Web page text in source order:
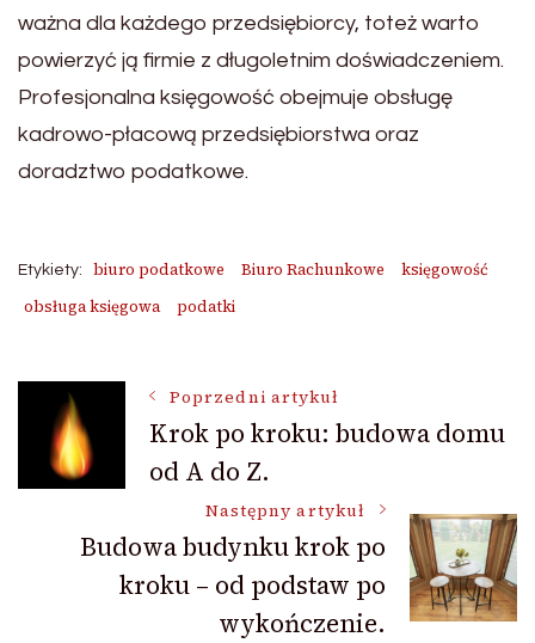
ważna dla każdego przedsiębiorcy, toteż warto
powierzyć ją firmie z długoletnim doświadczeniem.
Profesjonalna księgowość obejmuje obsługę
kadrowo-płacową przedsiębiorstwa oraz
doradztwo podatkowe.
Etykiety: biuro podatkowe Biuro Rachunkowe
księgowość
obsługa księgowa
podatki
Nawigacja
wpisu
Poprzedni artykuł
Krok po kroku: budowa domu
od A do Z.
Następny artykuł
Budowa budynku krok po
kroku – od podstaw po
wykończenie.